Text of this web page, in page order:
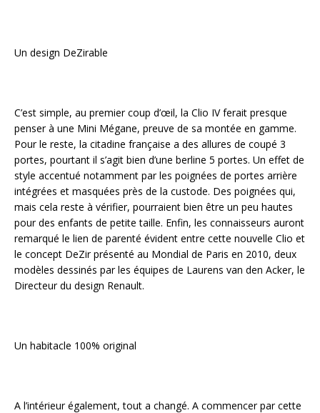
Un design DeZirable
C’est simple, au premier coup d’œil, la Clio IV ferait presque
penser à une Mini Mégane, preuve de sa montée en gamme.
Pour le reste, la citadine française a des allures de coupé 3
portes, pourtant il s’agit bien d’une berline 5 portes. Un effet de
style accentué notamment par les poignées de portes arrière
intégrées et masquées près de la custode. Des poignées qui,
mais cela reste à vérifier, pourraient bien être un peu hautes
pour des enfants de petite taille. Enfin, les connaisseurs auront
remarqué le lien de parenté évident entre cette nouvelle Clio et
le concept DeZir présenté au Mondial de Paris en 2010, deux
modèles dessinés par les équipes de Laurens van den Acker, le
Directeur du design Renault.
Un habitacle 100% original
A l’intérieur également, tout a changé. A commencer par cette